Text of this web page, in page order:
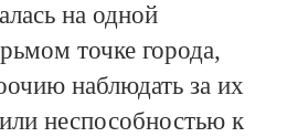
на одной
точке города,
наблюдать за их
неспособностью к